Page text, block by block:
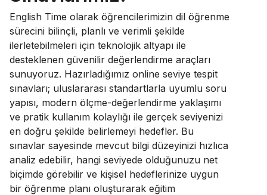
English Time olarak öğrencilerimizin dil öğrenme
sürecini bilinçli, planlı ve verimli şekilde
ilerletebilmeleri için teknolojik altyapı ile
desteklenen güvenilir değerlendirme araçları
sunuyoruz. Hazırladığımız online seviye tespit
sınavları; uluslararası standartlarla uyumlu soru
yapısı, modern ölçme-değerlendirme yaklaşımı
ve pratik kullanım kolaylığı ile gerçek seviyenizi
en doğru şekilde belirlemeyi hedefler. Bu
sınavlar sayesinde mevcut bilgi düzeyinizi hızlıca
analiz edebilir, hangi seviyede olduğunuzu net
biçimde görebilir ve kişisel hedeflerinize uygun
bir öğrenme planı oluşturarak eğitim